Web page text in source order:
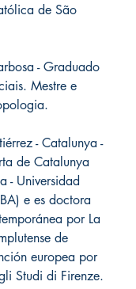
de São
-Graduado
Mestre e
-Catalunya -
de Catalunya
- Universidad
e es doctora
por La
de
europea por
Studi di Firenze.